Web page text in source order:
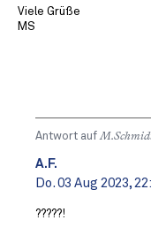
Viele Grüße
MS
Antwort auf
A.F.
Do. 03 Aug 2023,
?????!